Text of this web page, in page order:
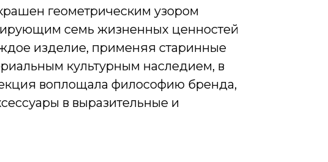
геометрическим узором
семь жизненных ценностей
изделие, применяя старинные
культурным наследием, в
воплощала философию бренда,
в выразительные и